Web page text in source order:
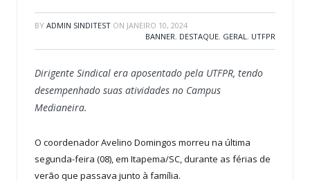
BY ADMIN SINDITEST ON JANEIRO 10, 2024
BANNER, DESTAQUE, GERAL, UTFPR
Dirigente Sindical era aposentado pela UTFPR, tendo
desempenhado suas atividades no Campus
Medianeira.
O coordenador Avelino Domingos morreu na última
segunda-feira (08), em Itapema/SC, durante as férias de
verão que passava junto à família.